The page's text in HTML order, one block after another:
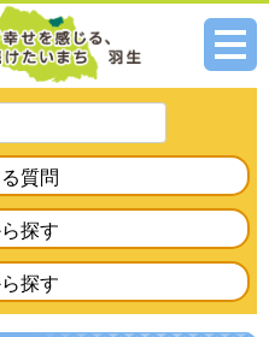
メニ
質問
探す
探す